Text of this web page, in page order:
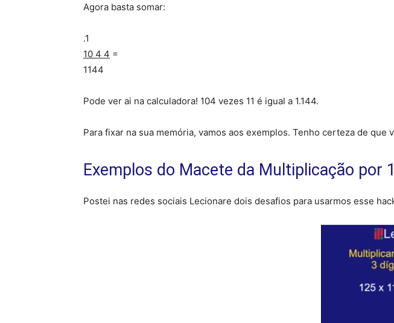
Agora basta somar:
.1
10 4 4 =
1144
Pode ver ai na calculadora! 104 vezes 11 é igual a 1.144.
Para fixar na sua memória, vamos aos exemplos. Tenho certeza de que
Exemplos do Macete da Multiplicação por
Postei nas redes sociais Lecionare dois desafios para usarmos esse